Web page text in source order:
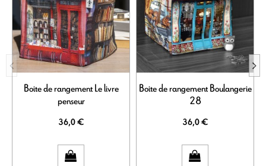
Boite de rangement Le livre
penseur
36,0 €
Boite de rangement Boulangerie
28
36,0 €